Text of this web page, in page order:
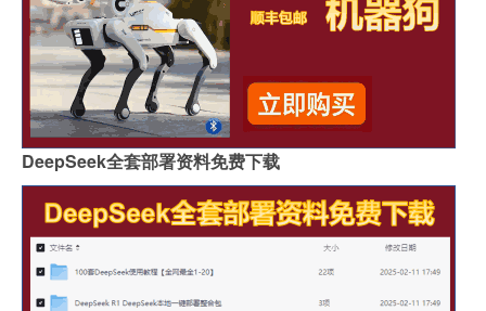
DeepSeek全套部署资料免费下载